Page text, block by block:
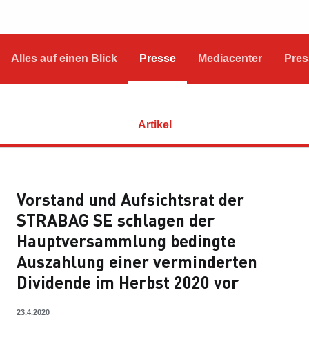
Alles auf einen Blick Presse Mediacenter
Artikel
Vorstand und Aufsichtsrat der
STRABAG SE schlagen der
Hauptversammlung bedingte
Auszahlung einer verminderten
Dividende im Herbst 2020 vor
23.4.2020